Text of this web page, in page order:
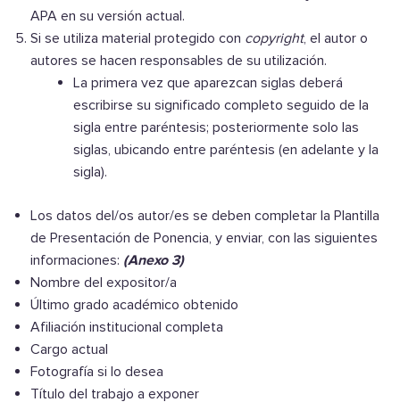
APA en su versión actual.
Si se utiliza material protegido con copyright, el autor o
autores se hacen responsables de su utilización.
La primera vez que aparezcan siglas deberá
escribirse su significado completo seguido de la
sigla entre paréntesis; posteriormente solo las
siglas, ubicando entre paréntesis (en adelante y la
sigla).
Los datos del/os autor/es se deben completar la Plantilla
de Presentación de Ponencia, y enviar, con las siguientes
informaciones: (Anexo 3)
Nombre del expositor/a
Último grado académico obtenido
Afiliación institucional completa
Cargo actual
Fotografía si lo desea
Título del trabajo a exponer